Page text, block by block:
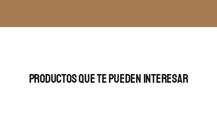
Productos Que Te Pueden Interesar